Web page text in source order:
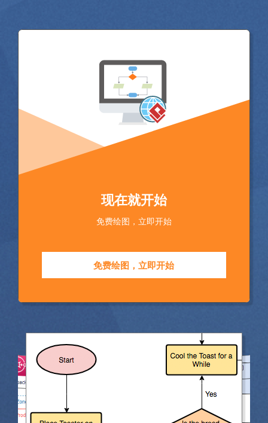
现在就开始
免费绘图，立即开始
免费绘图，立即开始